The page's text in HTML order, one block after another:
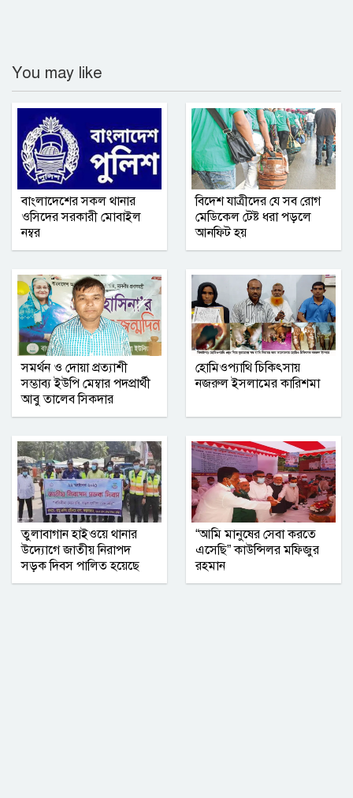
বৃহত্তর নোয়াখালী অঞ্চলে আনুষ্ঠানিক যাত্রা
শুরু করল আশা সিমেন্ট
সম্মিলিত সাংবাদিক পরিষদ (এসএসপি) ঢাকা
মহানগর কমিটির অভিষেক অনুষ্ঠিত
নোয়াখালী সরকারি কলেজ ছাত্রদলের তিন
নেতার বহিষ্কারাদেশ প্রত্যাহার
গাজীপুর জেলা রেজিস্ট্রার অফিসে বৃক্ষরোপণ
সপ্তাহ পালিত ‎
নোয়াখালীতে ব্যবসায়ীর বাড়িতে দুর্ধর্ষ
নারী ও শিশু নির্যাতন বন্ধে নীরবতা নয়, চাই
সম্মিলিত উদ্যোগ
You may like
বাংলাদেশের সকল থানার
ওসিদের সরকারী মোবাইল
নম্বর
বিদেশ যাত্রীদের যে সব রোগ
মেডিকেল টেষ্ট ধরা পড়লে
আনফিট হয়
সমর্থন ও দোয়া প্রত্যাশী
সম্ভাব্য ইউপি মেম্বার পদপ্রার্থী
আবু তালেব সিকদার
হোমিওপ্যাথি চিকিৎসায়
নজরুল ইসলামের কারিশমা
তুলাবাগান হাইওয়ে থানার
উদ্যোগে জাতীয় নিরাপদ
সড়ক দিবস পালিত হয়েছে
“আমি মানুষের সেবা করতে
এসেছি” কাউন্সিলর মফিজুর
রহমান